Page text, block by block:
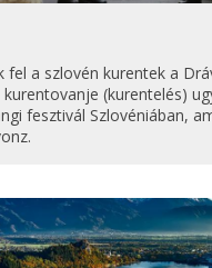
fel a szlovén kurentek a
(kurentelés)
fesztivál Szlovéniában,